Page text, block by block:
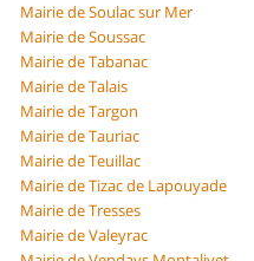
Mairie de Soulac sur Mer
Mairie de Soussac
Mairie de Tabanac
Mairie de Talais
Mairie de Targon
Mairie de Tauriac
Mairie de Teuillac
Mairie de Tizac de Lapouyade
Mairie de Tresses
Mairie de Valeyrac